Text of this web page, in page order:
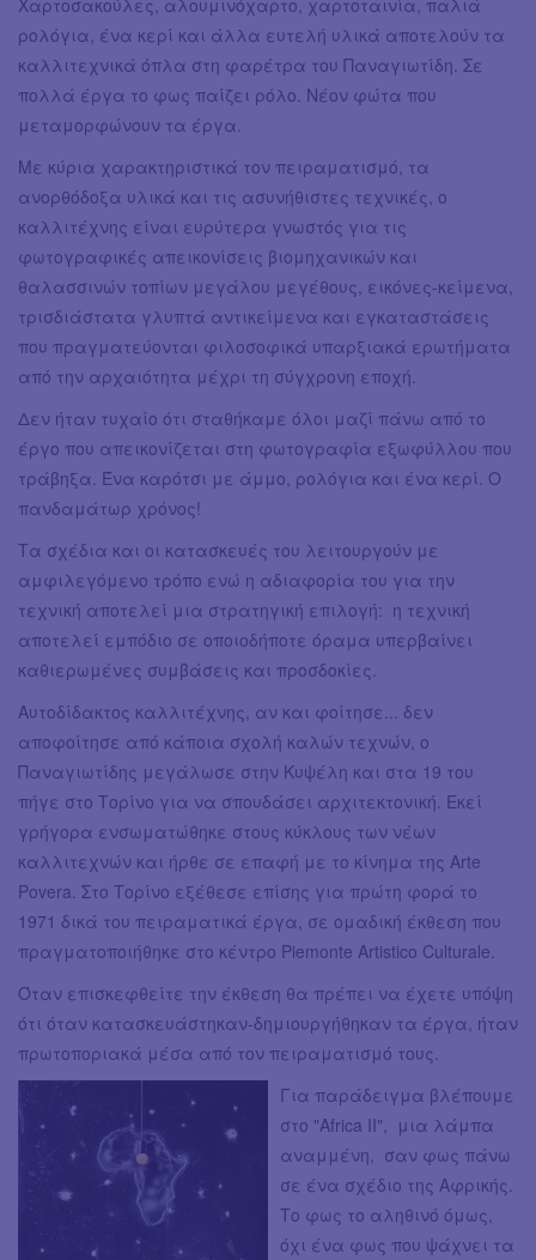
ρολόγια, ένα κερί και άλλα ευτελή υλικά αποτελούν τα
καλλιτεχνικά όπλα στη φαρέτρα του Παναγιωτίδη. Σε
πολλά έργα το φως παίζει ρόλο. Νέον φώτα που
μεταμορφώνουν τα έργα.
Με κύρια χαρακτηριστικά τον πειραματισμό, τα
ανορθόδοξα υλικά και τις ασυνήθιστες τεχνικές, ο
καλλιτέχνης είναι ευρύτερα γνωστός για τις
φωτογραφικές απεικονίσεις βιομηχανικών και
θαλασσινών τοπίων μεγάλου μεγέθους, εικόνες-κείμενα,
τρισδιάστατα γλυπτά αντικείμενα και εγκαταστάσεις
που πραγματεύονται φιλοσοφικά υπαρξιακά ερωτήματα
από την αρχαιότητα μέχρι τη σύγχρονη εποχή.
Δεν ήταν τυχαίο ότι σταθήκαμε όλοι μαζί πάνω από το
έργο που απεικονίζεται στη φωτογραφία εξωφύλλου που
τράβηξα. Ένα καρότσι με άμμο, ρολόγια και ένα κερί. Ο
πανδαμάτωρ χρόνος!
Τα σχέδια και οι κατασκευές του λειτουργούν με
αμφιλεγόμενο τρόπο ενώ η αδιαφορία του για την
τεχνική αποτελεί μια στρατηγική επιλογή: η τεχνική
αποτελεί εμπόδιο σε οποιοδήποτε όραμα υπερβαίνει
καθιερωμένες συμβάσεις και προσδοκίες.
Αυτοδίδακτος καλλιτέχνης, αν και φοίτησε... δεν
αποφοίτησε από κάποια σχολή καλών τεχνών, ο
Παναγιωτίδης μεγάλωσε στην Κυψέλη και στα 19 του
πήγε στο Τορίνο για να σπουδάσει αρχιτεκτονική. Εκεί
γρήγορα ενσωματώθηκε στους κύκλους των νέων
καλλιτεχνών και ήρθε σε επαφή με το κίνημα της Arte
Povera. Στο Τορίνο εξέθεσε επίσης για πρώτη φορά το
1971 δικά του πειραματικά έργα, σε ομαδική έκθεση που
πραγματοποιήθηκε στο κέντρο Piemonte Artistico Culturale.
Όταν επισκεφθείτε την έκθεση θα πρέπει να έχετε υπόψη
ότι όταν κατασκευάστηκαν-δημιουργήθηκαν τα έργα, ήταν
πρωτοποριακά μέσα από τον πειραματισμό τους.
Για παράδειγμα βλέπουμε
στο "Africa II", μια λάμπα
αναμμένη, σαν φως πάνω
σε ένα σχέδιο της Αφρικής.
Το φως το αληθινό όμως,
όχι ένα φως που ψάχνει τα